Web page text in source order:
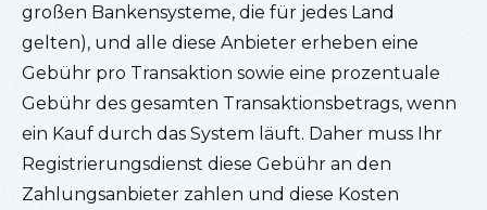
großen Bankensysteme, die für jedes Land
gelten), und alle diese Anbieter erheben eine
Gebühr pro Transaktion sowie eine prozentuale
Gebühr des gesamten Transaktionsbetrags, wenn
ein Kauf durch das System läuft. Daher muss Ihr
Registrierungsdienst diese Gebühr an den
Zahlungsanbieter zahlen und diese Kosten